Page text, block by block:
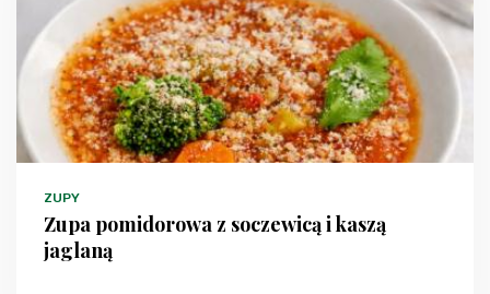
ZUPY
Zupa pomidorowa z soczewicą i kaszą
jaglaną